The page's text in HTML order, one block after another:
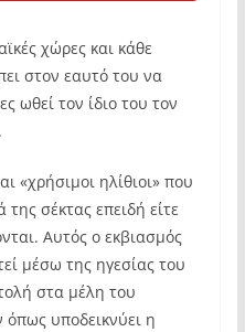
χώρες και κάθε
στον εαυτό του να
ωθεί τον ίδιο του τον
«χρήσιμοι ηλίθιοι» που
σέκτας επειδή είτε
Αυτός ο εκβιασμός
μέσω της ηγεσίας του
στα μέλη του
υποδεικνύει η